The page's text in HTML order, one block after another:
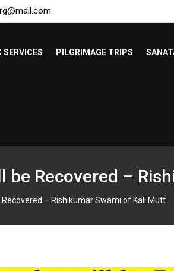
SERVICES PILGRIMAGE TRIPS
Recovered –
– Rishikumar Swami of Kali Mutt